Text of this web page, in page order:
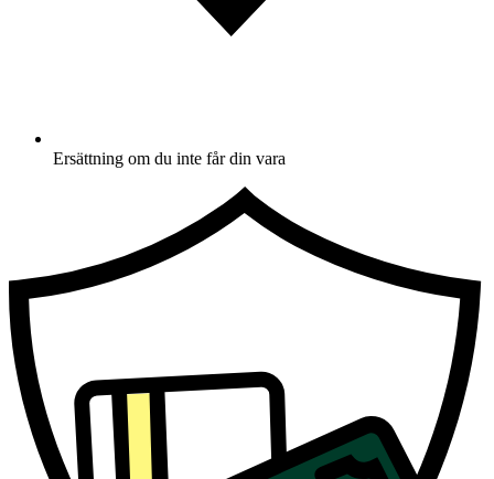
Ersättning om du inte får din vara